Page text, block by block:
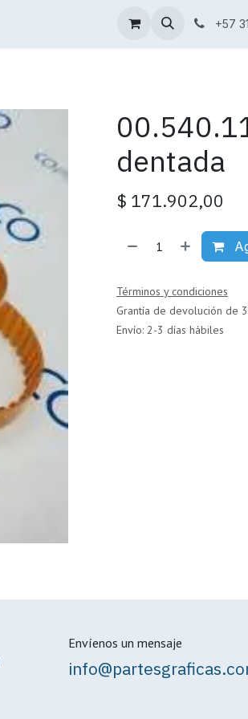
+57
dentada
$ 171.902,00
Términos y condiciones
Grantía de devolución de
Envío: 2-3 días hábiles
Envíenos un mensaje